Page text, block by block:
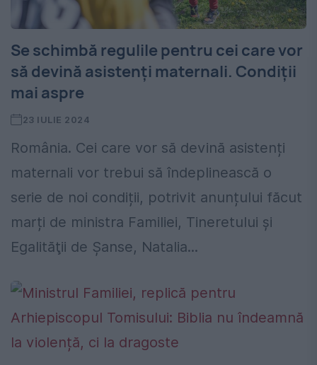
Se schimbă regulile pentru cei care vor
să devină asistenți maternali. Condiții
mai aspre
23 IULIE 2024
România. Cei care vor să devină asistenți
maternali vor trebui să îndeplinească o
serie de noi condiții, potrivit anunțului făcut
marți de ministra Familiei, Tineretului şi
Egalităţii de Şanse, Natalia...